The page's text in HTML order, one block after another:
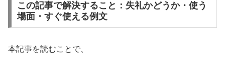
この記事で解決すること：失礼かどうか・使う
場面・すぐ使える例文
本記事を読むことで、